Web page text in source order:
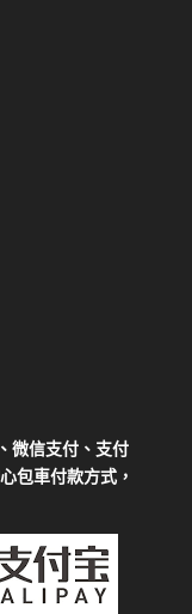
微信支付、支付
包車付款方式，